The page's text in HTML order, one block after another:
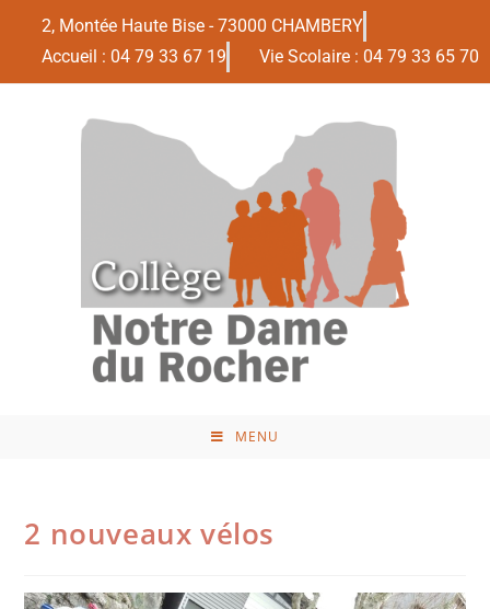
2, Montée Haute Bise - 73000 CHAMBERY
Accueil : 04 79 33 67 19
Vie Scolaire : 04 79 33 65 70
MENU
2 nouveaux vélos